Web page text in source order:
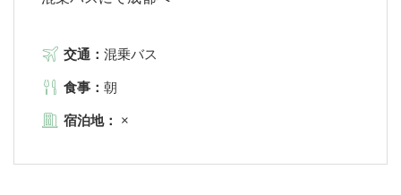
交通： 混乗バス
食事： 朝
宿泊地： ×